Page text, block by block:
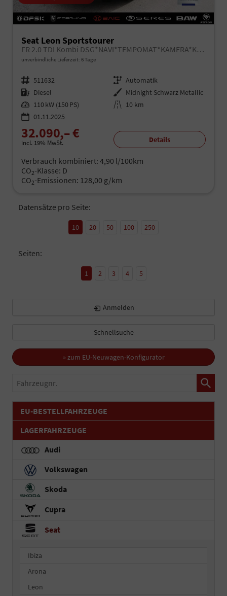
Seat Leon Sportstourer
FR 2.0 TDI Kombi DSG*NAVI*TEMPOMAT*KAMERA*KEYLESS-GO*VIRTUAL COCKPIT*
unverbindliche Lieferzeit: 6 Tage
Fahrzeugnr. 511632 Getriebe Automatik
Kraftstoff Diesel Außenfarbe Midnight Schwarz Metallic
Leistung 110 kW (150 PS) Kilometerstand 10 km
01.11.2025
32.090,– €
incl. 19% MwSt. Details
Verbrauch kombiniert: 4,90 l/100km
CO2-Klasse: D
CO2-Emissionen: 128,00 g/km
Datensätze pro Seite:
10 20 50 100 250
Seiten:
1 2 3 4 5
Anmelden
Schnellsuche
» zum EU-Neuwagen-Konfigurator
Fahrzeugnr.
EU-BESTELLFAHRZEUGE
LAGERFAHRZEUGE
Audi
Volkswagen
Skoda
Cupra
Seat
Ibiza
Arona
Leon